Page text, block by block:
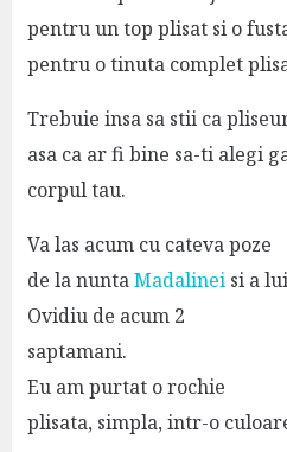
pentru un top plisat si o
pentru o tinuta complet
Trebuie insa sa stii ca
asa ca ar fi bine sa-ti alegi
corpul tau.
Va las acum cu cateva poze
de la nuntaMadalineisi a lui
Ovidiu de acum 2
saptamani.
Eu am purtat o rochie
plisata, simpla, intr-o